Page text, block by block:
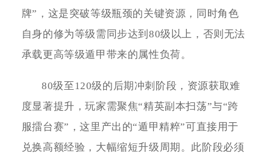
牌”，这是突破等级瓶颈的关键资源，同时角色
自身的修为等级需同步达到80级以上，否则无法
承载更高等级遁甲带来的属性负荷。
80级至120级的后期冲刺阶段，资源获取难
度显著提升，玩家需聚焦“精英副本扫荡”与“跨
服擂台赛”，这里产出的“遁甲精粹”可直接用于
兑换高额经验，大幅缩短升级周期。此阶段必须